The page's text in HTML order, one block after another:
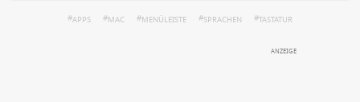
APPS MAC MENÜLEISTE SPRACHEN TASTATUR